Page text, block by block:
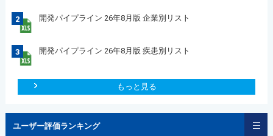
2 開発パイプライン 26年8月版 企業別リスト
3 開発パイプライン 26年8月版 疾患別リスト
もっと見る
ユーザー評価ランキング